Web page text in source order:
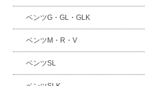
ベンツG・GL・GLK
ベンツM・R・V
ベンツSL